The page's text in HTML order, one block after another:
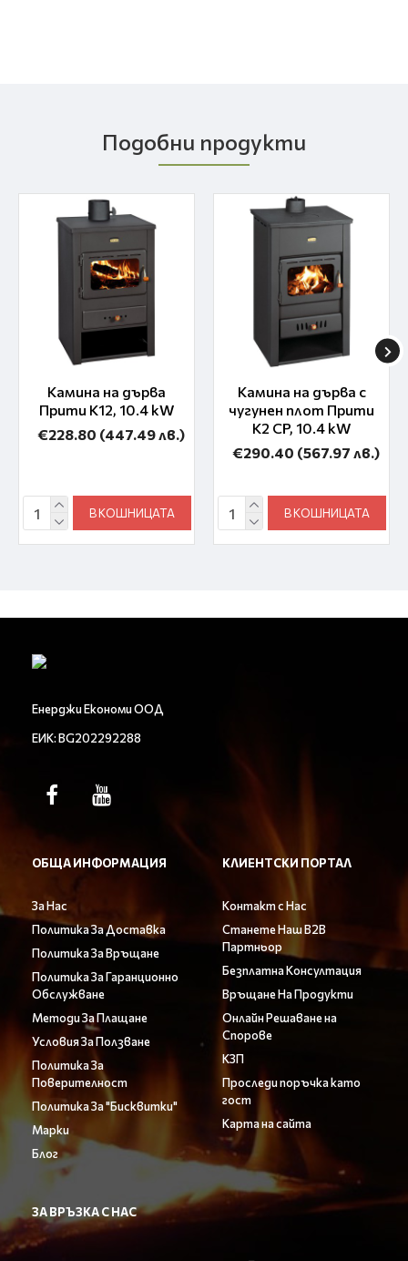
Подобни продукти
Камина на дърва
Прити K12, 10.4 kW
€228.80 (447.49 лв.)
В КОШНИЦАТА
Камина на дърва с
чугунен плот Прити
K2 CP, 10.4 kW
€290.40 (567.97 лв.)
В КОШНИЦАТА
Енерджи Економи ООД
ЕИК: BG202292288
ОБЩА ИНФОРМАЦИЯ
За Нас
Политика За Доставка
Политика За Връщане
Политика За Гаранционно
Обслужване
Методи За Плащане
Условия За Ползване
Политика За
Поверителност
Политика За "Бисквитки"
Марки
Блог
КЛИЕНТСКИ ПОРТАЛ
Контакт с Нас
Станете Наш B2B
Партньор
Безплатна Консултация
Връщане На Продукти
Онлайн Решаване на
Спорове
КЗП
Проследи поръчка като
гост
Карта на сайта
ЗА ВРЪЗКА С НАС